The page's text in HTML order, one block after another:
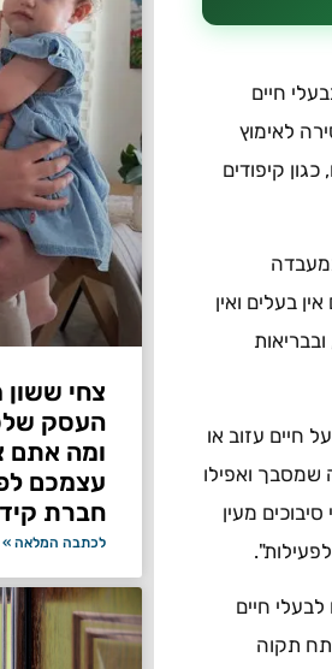
בבעלי חיים
לאימוץ
קיפודים
בעלים ואין
חיים עזוב או
שמסבך ואפילו
מעין
חיים
תקוה
צחי
ומה אתם
עצמכם
חברת
לכתבה המלאה »